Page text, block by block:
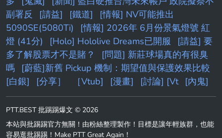
副署反
[請益] [鐵道]
[情報] NV可能推出
5090SE(5080Ti)
[情報] 2026年 6月份景氣燈號 紅
燈 (41分)
[Holo] Hololive Dreams已開服
[請益] 要
多了解股票才不是賭？
[問題] 新莊球場真的有很臭
嗎
[蔚藍]新舊 Pickup 機制：期望值與保護效果比較
[白銀]
[分享］ ［Vtub] [漫畫] [討論] [Vt [內鬼]
PTT.BEST 批踢踢爆文 © 2026
本站與批踢踢官方無關！由粉絲整理製作！目標是讓年輕族群，也能
容易逛批踢踢！Make PTT Great Again！